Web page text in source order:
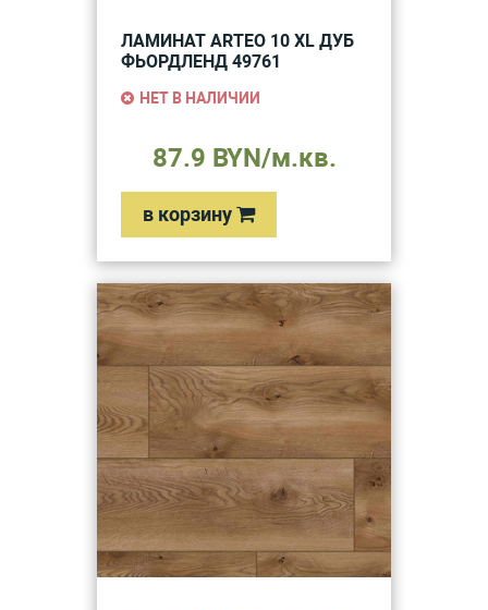
ЛАМИНАТ ARTEO 10 XL ДУБ
ФЬОРДЛЕНД 49761
НЕТ В НАЛИЧИИ
87.9 BYN/м.кв.
в корзину